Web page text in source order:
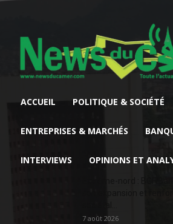
ACCUEIL POLITIQUE & SOCIÉTÉ
ENTREPRISES & MARCHÉS
INTERVIEWS OPINIONS ET
7 août 2026